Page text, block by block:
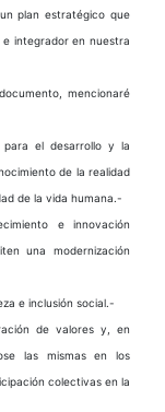
plan estratégico que
integrador en nuestra
mencionaré
el desarrollo y la
de la realidad
de la vida humana.-
e innovación
una modernización
e inclusión social.-
de valores y, en
las mismas en los
colectivas en la